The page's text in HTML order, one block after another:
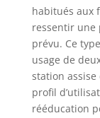
habitués aux
ressentir une
prévu. Ce
usage de
station
profil
rééducation